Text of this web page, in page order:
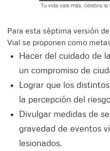
Para esta séptima versión
Vial se proponen como
Hacer del cuidado de
un compromiso de
Lograr que los
la percepción del
Divulgar medidas de
gravedad de eventos
lesionados.